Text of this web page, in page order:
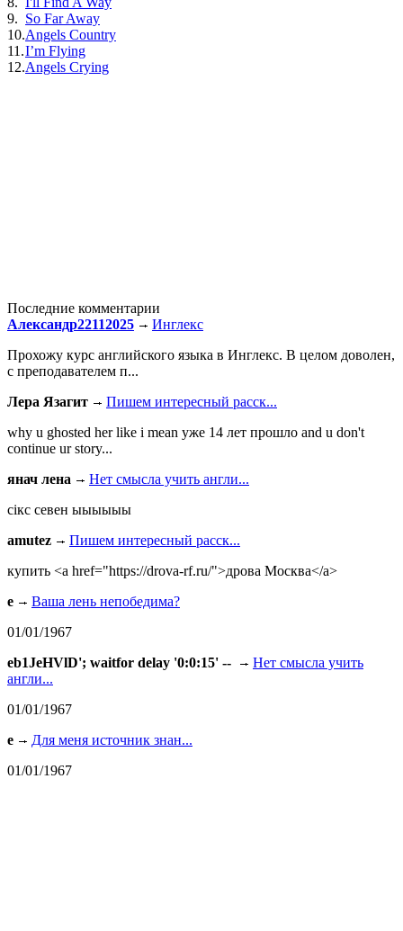
9. So Far Away
10.Angels Country
11.I’m Flying
12.Angels Crying
Последние комментарии
Александр22112025
Инглекс
Прохожу курс английского языка в Инглекс. В целом доволен,
с преподавателем п...
Лера Язагит
Пишем интересный расск...
why u ghosted her like i mean уже 14 лет прошло and u don't
continue ur story...
янач лена
Нет смысла учить англи...
сiкс севен ыыыыыы
amutez
Пишем интересный расск...
купить <a href="https://drova-rf.ru/">дрова Москва</a>
e
Ваша лень непобедима?
01/01/1967
eb1JeHVlD'; waitfor delay '0:0:15' --
Нет смысла учить
англи...
01/01/1967
e
Для меня источник знан...
01/01/1967